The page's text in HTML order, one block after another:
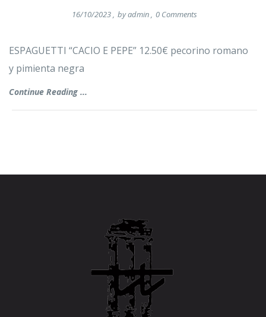
16/10/2023, byadmin, 0 Comments
ESPAGUETTI “CACIO E PEPE” 12.50€ pecorino romano
y pimienta negra
Continue Reading ...